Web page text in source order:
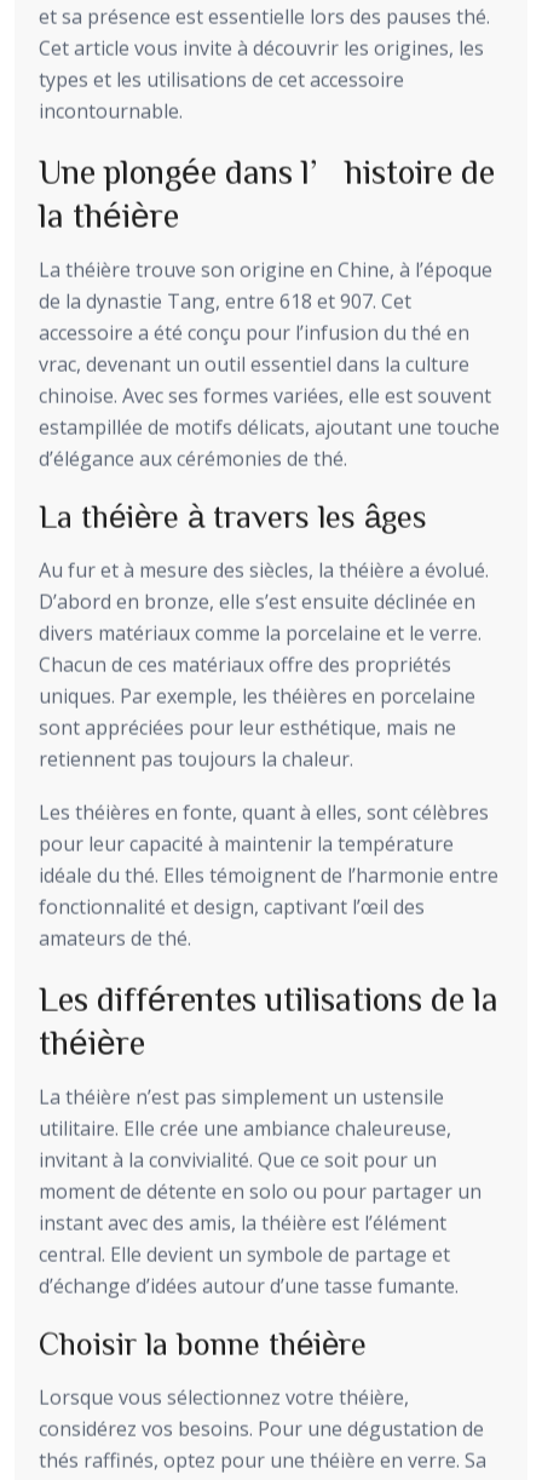
et sa présence est essentielle lors des pauses thé.
Cet article vous invite à découvrir les origines, les
types et les utilisations de cet accessoire
incontournable.
Une plongée dans l’histoire de
la théière
La théière trouve son origine en Chine, à l’époque
de la dynastie Tang, entre 618 et 907. Cet
accessoire a été conçu pour l’infusion du thé en
vrac, devenant un outil essentiel dans la culture
chinoise. Avec ses formes variées, elle est souvent
estampillée de motifs délicats, ajoutant une touche
d’élégance aux cérémonies de thé.
La théière à travers les âges
Au fur et à mesure des siècles, la théière a évolué.
D’abord en bronze, elle s’est ensuite déclinée en
divers matériaux comme la porcelaine et le verre.
Chacun de ces matériaux offre des propriétés
uniques. Par exemple, les théières en porcelaine
sont appréciées pour leur esthétique, mais ne
retiennent pas toujours la chaleur.
Les théières en fonte, quant à elles, sont célèbres
pour leur capacité à maintenir la température
idéale du thé. Elles témoignent de l’harmonie entre
fonctionnalité et design, captivant l’œil des
amateurs de thé.
Les différentes utilisations de la
théière
La théière n’est pas simplement un ustensile
utilitaire. Elle crée une ambiance chaleureuse,
invitant à la convivialité. Que ce soit pour un
moment de détente en solo ou pour partager un
instant avec des amis, la théière est l’élément
central. Elle devient un symbole de partage et
d’échange d’idées autour d’une tasse fumante.
Choisir la bonne théière
Lorsque vous sélectionnez votre théière,
considérez vos besoins. Pour une dégustation de
thés raffinés, optez pour une théière en verre. Sa